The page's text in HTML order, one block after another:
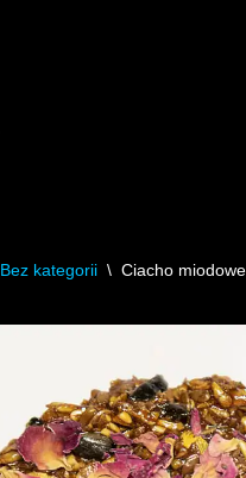
Bez kategorii \ Ciacho